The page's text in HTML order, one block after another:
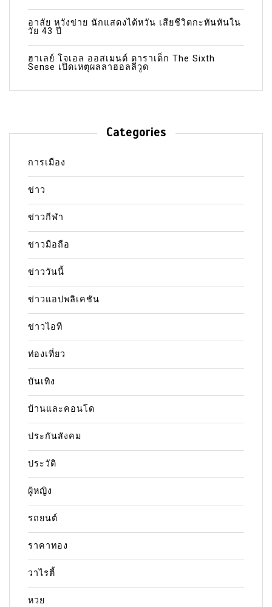
อาลัย หวังข่าย นักแสดงไต้หวัน เสียชีวิตกะทันหันใน
วัย 43 ปี
ฮาเลย์ โจเอล ออสเมนต์ ดาราเด็ก The Sixth
Sense เปิดเหตุผลลาฮอลลีวูด
Categories
การเมือง
ข่าว
ข่าวกีฬา
ข่าวมือถือ
ข่าววันนี้
ข่าวแอปพลิเคชัน
ข่าวไอที
ท่องเที่ยว
บันเทิง
บ้านและคอนโด
ประกันสังคม
ประวัติ
ผู้หญิง
รถยนต์
ราคาทอง
วาไรตี้
หวย